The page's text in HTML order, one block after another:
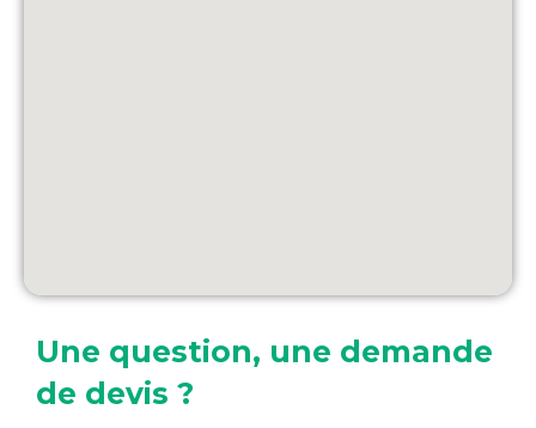
Une question, une demande
de devis ?